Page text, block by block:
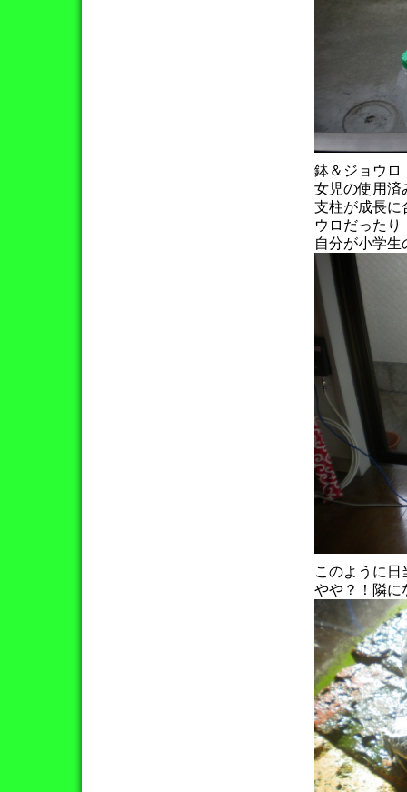
鉢＆ジョウロ
女児の使用済
支柱が成長に
ウロだったり
自分が小学
このように
やや？！隣